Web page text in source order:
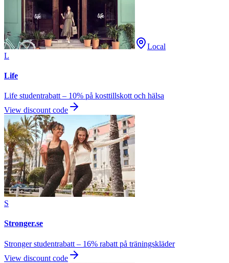
Local
L
Life
Life studentrabatt – 10% på kosttillskott och hälsa
View discount code
S
Stronger.se
Stronger studentrabatt – 16% rabatt på träningskläder
View discount code